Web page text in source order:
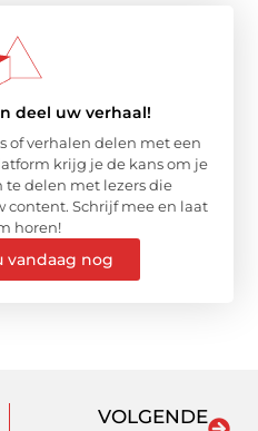
deel uw verhaal!
of verhalen delen met een
krijg je de kans om je
delen met lezers die
content. Schrijf mee en laat
horen!
vandaag nog
VOLGENDE